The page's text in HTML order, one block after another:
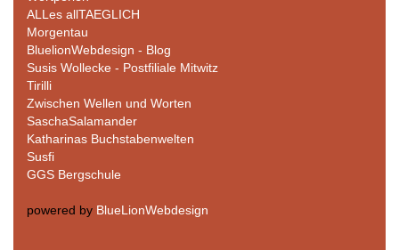
ALLes allTAEGLICH
Morgentau
BluelionWebdesign - Blog
Susis Wollecke - Postfiliale Mitwitz
Tirilli
Zwischen Wellen und Worten
SaschaSalamander
Katharinas Buchstabenwelten
Susfi
GGS Bergschule
powered by BlueLionWebdesign